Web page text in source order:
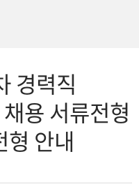
경력직
용 서류전형
형 안내